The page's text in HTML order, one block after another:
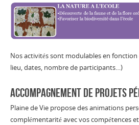
Nos activités sont modulables en
lieu, dates, nombre de participants…)
ACCOMPAGNEMENT DE PROJETS
Plaine de Vie propose des animations
complémentarité avec vos compétences